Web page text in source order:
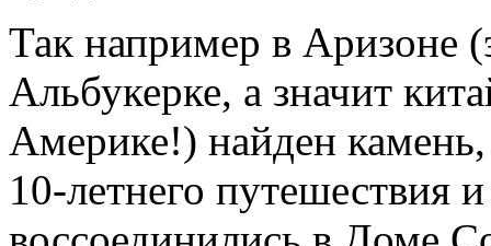
Так например в Аризоне
Альбукерке, а значит
Америке!) найден
10-летнего путешествия